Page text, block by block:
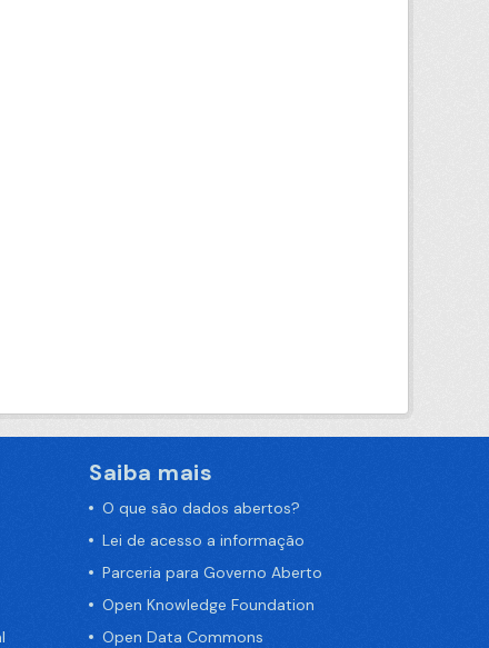
Saiba mais
O que são dados abertos?
Lei de acesso a informação
Parceria para Governo Aberto
Open Knowledge Foundation
Open Data Commons